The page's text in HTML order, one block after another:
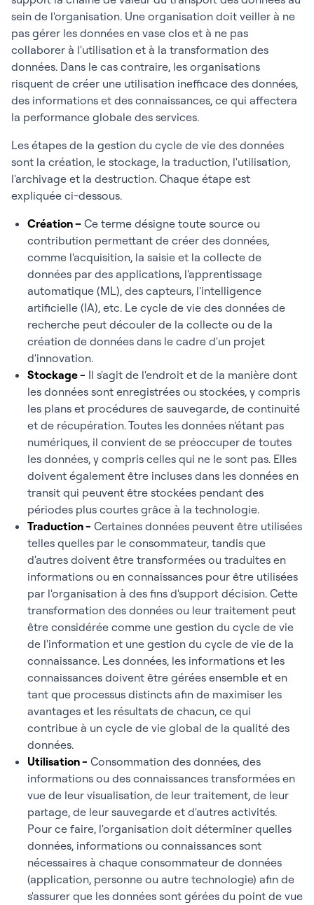
sein de l'organisation. Une organisation doit veiller à ne
pas gérer les données en vase clos et à ne pas
collaborer à l'utilisation et à la transformation des
données. Dans le cas contraire, les organisations
risquent de créer une utilisation inefficace des données,
des informations et des connaissances, ce qui affectera
la performance globale des services.
Les étapes de la gestion du cycle de vie des données
sont la création, le stockage, la traduction, l'utilisation,
l'archivage et la destruction. Chaque étape est
expliquée ci-dessous.
Création– Ce terme désigne toute source ou
contribution permettant de créer des données,
comme l'acquisition, la saisie et la collecte de
données par des applications, l'apprentissage
automatique (ML), des capteurs, l'intelligence
artificielle (IA), etc. Le cycle de vie des données de
recherche peut découler de la collecte ou de la
création de données dans le cadre d'un projet
d'innovation.
Stockage- Il s'agit de l'endroit et de la manière dont
les données sont enregistrées ou stockées, y compris
les plans et procédures de sauvegarde, de continuité
et de récupération. Toutes les données n'étant pas
numériques, il convient de se préoccuper de toutes
les données, y compris celles qui ne le sont pas. Elles
doivent également être incluses dans les données en
transit qui peuvent être stockées pendant des
périodes plus courtes grâce à la technologie.
Traduction- Certaines données peuvent être utilisées
telles quelles par le consommateur, tandis que
d'autres doivent être transformées ou traduites en
informations ou en connaissances pour être utilisées
par l'organisation à des fins d'support décision. Cette
transformation des données ou leur traitement peut
être considérée comme une gestion du cycle de vie
de l'information et une gestion du cycle de vie de la
connaissance. Les données, les informations et les
connaissances doivent être gérées ensemble et en
tant que processus distincts afin de maximiser les
avantages et les résultats de chacun, ce qui
contribue à un cycle de vie global de la qualité des
données.
Utilisation- Consommation des données, des
informations ou des connaissances transformées en
vue de leur visualisation, de leur traitement, de leur
partage, de leur sauvegarde et d'autres activités.
Pour ce faire, l'organisation doit déterminer quelles
données, informations ou connaissances sont
nécessaires à chaque consommateur de données
(application, personne ou autre technologie) afin de
s'assurer que les données sont gérées du point de vue